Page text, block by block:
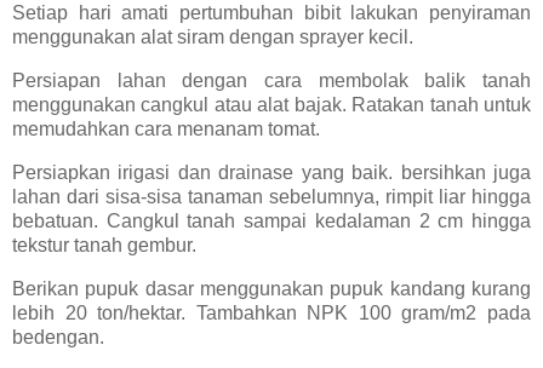
Setiap hari amati pertumbuhan bibit lakukan penyiraman
menggunakan alat siram dengan sprayer kecil.
Persiapan lahan dengan cara membolak balik tanah
menggunakan cangkul atau alat bajak. Ratakan tanah untuk
memudahkan cara menanam tomat.
Persiapkan irigasi dan drainase yang baik. bersihkan juga
lahan dari sisa-sisa tanaman sebelumnya, rimpit liar hingga
bebatuan. Cangkul tanah sampai kedalaman 2 cm hingga
tekstur tanah gembur.
Berikan pupuk dasar menggunakan pupuk kandang kurang
lebih 20 ton/hektar. Tambahkan NPK 100 gram/m2 pada
bedengan.